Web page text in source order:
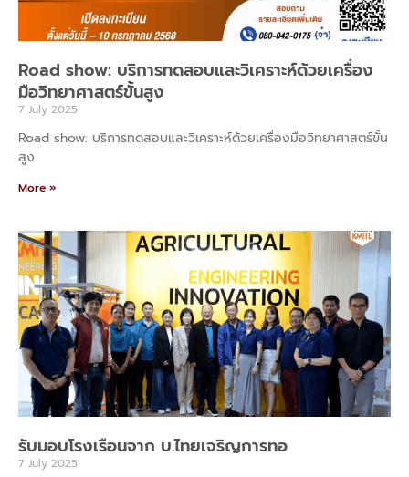
Road show: บริการทดสอบและวิเคราะห์ด้วยเครื่อง
มือวิทยาศาสตร์ขั้นสูง
7 July 2025
Road show: บริการทดสอบและวิเคราะห์ด้วยเครื่องมือวิทยาศาสตร์ขั้น
สูง
More »
รับมอบโรงเรือนจาก บ.ไทยเจริญการทอ
7 July 2025